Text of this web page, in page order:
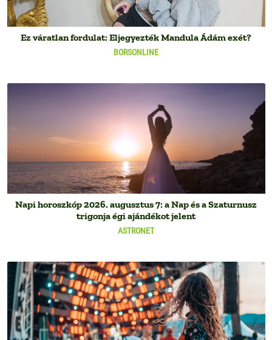
BORSONLINE
Ez váratlan fordulat: Eljegyezték Mandula Ádám exét?
ASTRONET
Napi horoszkóp 2026. augusztus 7: a Nap és a Szaturnusz
trigonja égi ajándékot jelent